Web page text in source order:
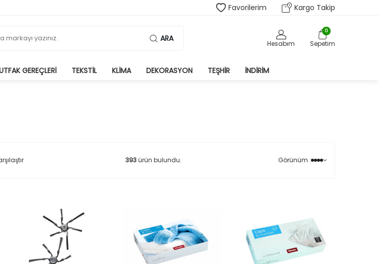
Favorilerim Kargo Takip
ARA Hesabım
0
Sepetim
GEREÇLERI TEKSTIL KLIMA DEKORASYON TEŞHIR İNDIRIM
393ürün bulundu. Görünüm :